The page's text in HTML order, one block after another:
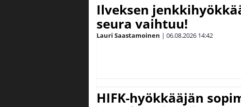
Ilveksen
seura vaihtuu!
Lauri Saastamoinen | 06.08.2026 14:42
HIFK-hyökkääjän